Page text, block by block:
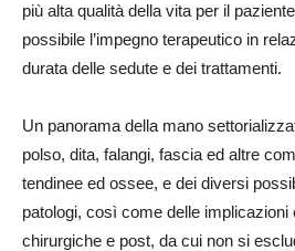
più alta qualità della vita per il
possibile l’impegno terapeutico in
durata delle sedute e dei trattamenti.
Un panorama della mano
polso, dita, falangi, fascia ed altre
tendinee ed ossee, e dei diversi
patologi, così come delle implicazioni
chirurgiche e post, da cui non si